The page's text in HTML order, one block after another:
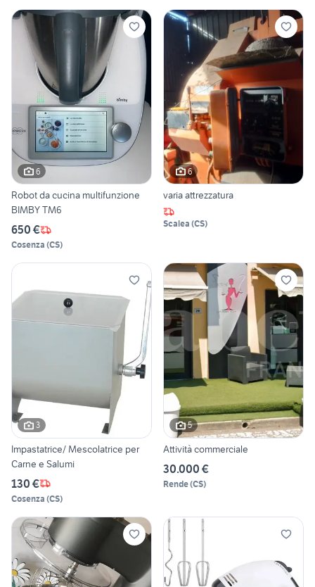
6
Robot da cucina multifunzione
BIMBY TM6
650 €
Cosenza (CS)
6
varia attrezzatura
Scalea (CS)
3
Impastatrice/ Mescolatrice per
Carne e Salumi
130 €
Cosenza (CS)
5
Attività commerciale
30.000 €
Rende(CS)